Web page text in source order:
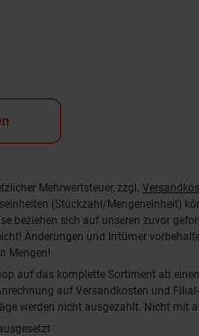
Mehrwertsteuer, zzgl.
(Stückzahl/Mengeneinheit)
beziehen sich auf unseren zuvor
Änderungen und Irrtümer
Mengen!
auf das komplette Sortiment ab
auf Versandkosten und
werden nicht ausgezahlt. Nicht mit